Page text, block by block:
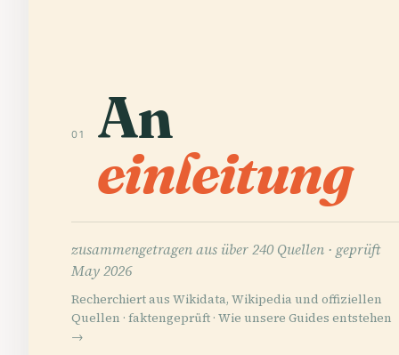
01 An
einleitung
zusammengetragen aus über 240 Quellen · geprüft
May 2026
Recherchiert aus Wikidata, Wikipedia und offiziellen
Quellen · faktengeprüft · Wie unsere Guides entstehen
→